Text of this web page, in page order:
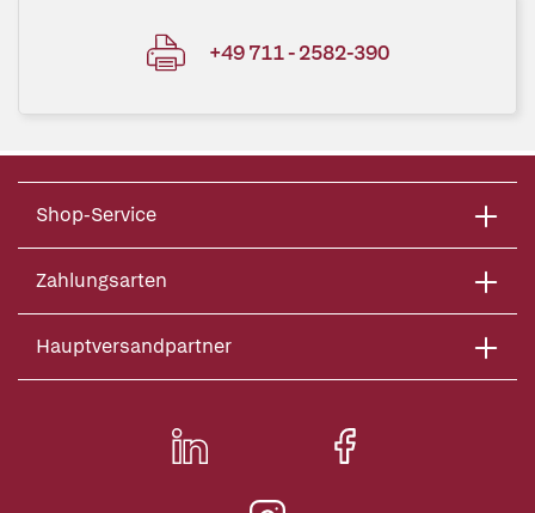
+49 711 - 2582-390
Shop-Service
Zahlungsarten
Hauptversandpartner